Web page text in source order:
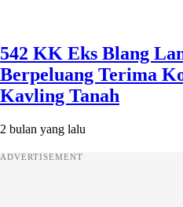
542 KK Eks Blang
Berpeluang Terima
Kavling Tanah
2 bulan yang lalu
ADVERTISEMENT